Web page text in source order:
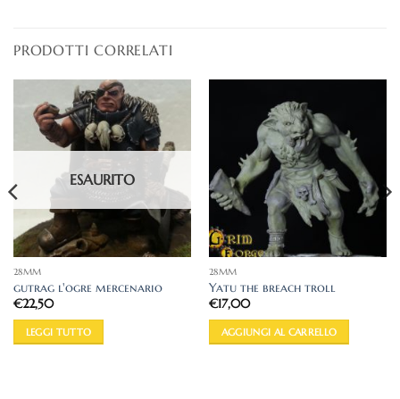
PRODOTTI CORRELATI
ESAURITO
28MM
gutrag l'ogre mercenario
€22,50
LEGGI TUTTO
28MM
Yatu the breach troll
€17,00
AGGIUNGI AL CARRELLO